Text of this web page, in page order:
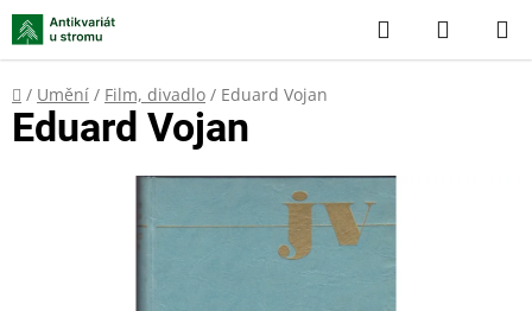
Přejít
na
obsah
Hledat
KOŠÍK
Domů
/ Umění / Film, divadlo / Eduard Vojan
Eduard Vojan